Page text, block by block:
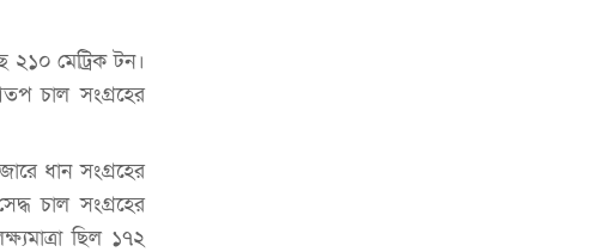
২১০ মেট্রিক টন।
চাল সংগ্রহের
ধান সংগ্রহের
চাল সংগ্রহের
ছিল ১৭২